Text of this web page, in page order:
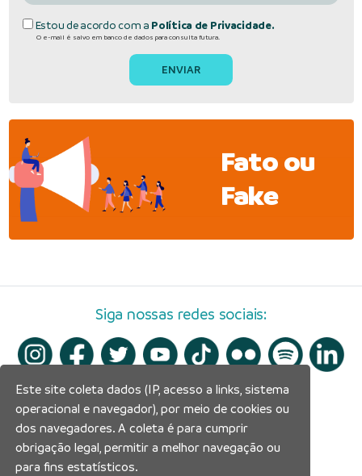
Estou de acordo com a Política de Privacidade.
O e-mail é salvo em banco de dados para consulta futura.
Fato ou
Fake
Siga nossas redes sociais:
Este site coleta dados (IP, acesso a links, sistema
operacional e navegador), por meio de cookies ou
dos navegadores. A coleta é para cumprir
obrigação legal, permitir a melhor navegação ou
para fins estatísticos.